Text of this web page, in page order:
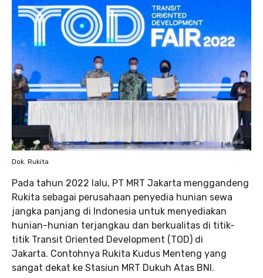
Dok. Rukita
Pada tahun 2022 lalu, PT MRT Jakarta menggandeng
Rukita sebagai perusahaan penyedia hunian sewa
jangka panjang di Indonesia untuk menyediakan
hunian-hunian terjangkau dan berkualitas di titik-
titik Transit Oriented Development (TOD) di
Jakarta. Contohnya Rukita Kudus Menteng yang
sangat dekat ke Stasiun MRT Dukuh Atas BNI.